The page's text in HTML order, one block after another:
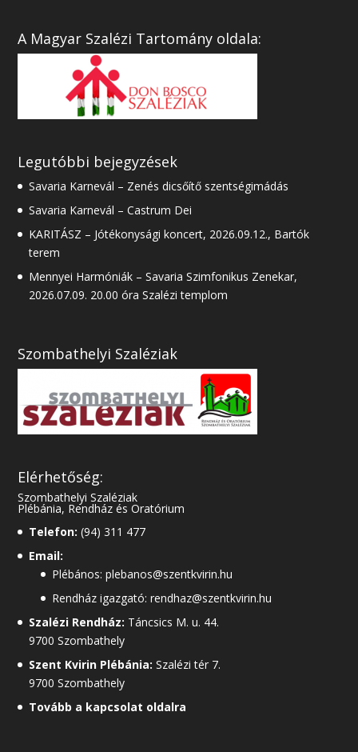
A Magyar Szalézi Tartomány oldala:
Legutóbbi bejegyzések
Savaria Karnevál – Zenés dicsőítő szentségimádás
Savaria Karnevál – Castrum Dei
KARITÁSZ – Jótékonysági koncert, 2026.09.12., Bartók
terem
Mennyei Harmóniák – Savaria Szimfonikus Zenekar,
2026.07.09. 20.00 óra Szalézi templom
Szombathelyi Szaléziak
Elérhetőség:
Szombathelyi Szaléziak
Plébánia, Rendház és Oratórium
Telefon:(94) 311 477
Email:
Plébános: plebanos@szentkvirin.hu
Rendház igazgató: rendhaz@szentkvirin.hu
Szalézi Rendház: Táncsics M. u. 44.
9700 Szombathely
Szent Kvirin Plébánia: Szalézi tér 7.
9700 Szombathely
Tovább a kapcsolat oldalra